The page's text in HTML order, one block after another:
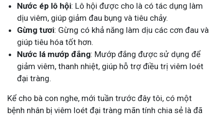
Nước ép lô hội: Lô hội được cho là có tác dụng làm
dịu viêm, giúp giảm đau bụng và tiêu chảy.
Gừng tươi: Gừng có khả năng làm dịu các cơn đau và
giúp tiêu hóa tốt hơn.
Nước lá mướp đắng: Mướp đắng được sử dụng để
giảm viêm, thanh nhiệt, giúp hỗ trợ điều trị viêm loét
đại tràng.
Kể cho bà con nghe, mới tuần trước đây tôi, có một
bệnh nhân bị viêm loét đại tràng mãn tính chia sẻ là đã